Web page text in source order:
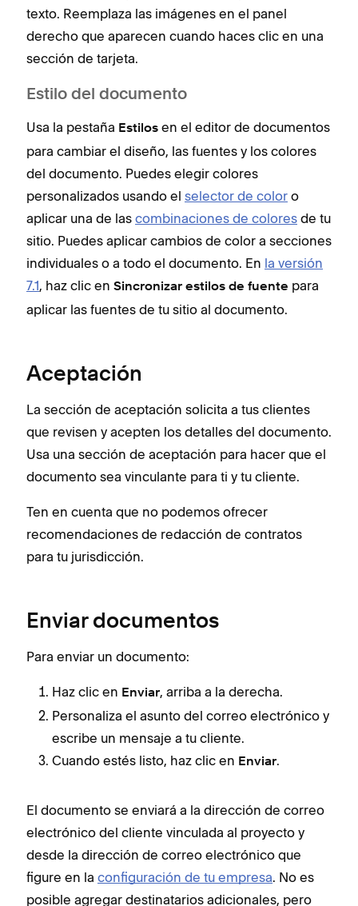
texto. Reemplaza las imágenes en el panel
derecho que aparecen cuando haces clic en una
sección de tarjeta.
Estilo del documento
Usa la pestaña Estilos en el editor de documentos
para cambiar el diseño, las fuentes y los colores
del documento. Puedes elegir colores
personalizados usando el selector de color o
aplicar una de las combinaciones de colores de tu
sitio. Puedes aplicar cambios de color a secciones
individuales o a todo el documento. En la versión
7.1, haz clic en Sincronizar estilos de fuente para
aplicar las fuentes de tu sitio al documento.
Aceptación
La sección de aceptación solicita a tus clientes
que revisen y acepten los detalles del documento.
Usa una sección de aceptación para hacer que el
documento sea vinculante para ti y tu cliente.
Ten en cuenta que no podemos ofrecer
recomendaciones de redacción de contratos
para tu jurisdicción.
Enviar documentos
Para enviar un documento:
Haz clic en Enviar, arriba a la derecha.
Personaliza el asunto del correo electrónico y
escribe un mensaje a tu cliente.
Cuando estés listo, haz clic en Enviar.
El documento se enviará a la dirección de correo
electrónico del cliente vinculada al proyecto y
desde la dirección de correo electrónico que
figure en la configuración de tu empresa. No es
posible agregar destinatarios adicionales, pero